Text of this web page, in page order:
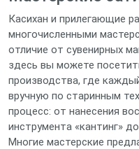
Касихан и прилегающие
многочисленными
отличие от сувенирных
здесь вы можете
производства, где
вручную по старинным
процесс: от нанесения
инструмента «кантинг»
Многие мастерские